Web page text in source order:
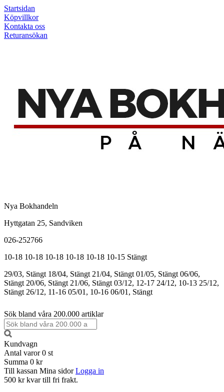
Startsidan
Köpvillkor
Kontakta oss
Returansökan
Nya Bokhandeln
Hyttgatan 25, Sandviken
026-252766
10-18 10-18 10-18 10-18 10-18 10-15 Stängt
29/03, Stängt 18/04, Stängt 21/04, Stängt 01/05, Stängt 06/06,
Stängt 20/06, Stängt 21/06, Stängt 03/12, 12-17 24/12, 10-13 25/12,
Stängt 26/12, 11-16 05/01, 10-16 06/01, Stängt
Sök bland våra 200.000 artiklar
Kundvagn
Antal varor 0 st
Summa 0 kr
Till kassan Mina sidor Logga in
500 kr kvar till fri frakt.